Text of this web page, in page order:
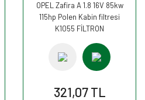
OPEL Zafira A 1.8 16V 85kw
115hp Polen Kabin filtresi
K1055 FİLTRON
321,07 TL